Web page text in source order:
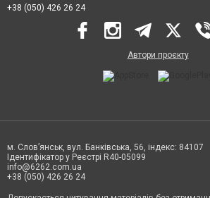
+38 (050) 426 26 24
Автори проєкту
м. Слов’янськ, вул. Банківська, 56, індекс: 84107
Ідентифікатор у Реєстрі R40-05099
info@6262.com.ua
+38 (050) 426 26 24